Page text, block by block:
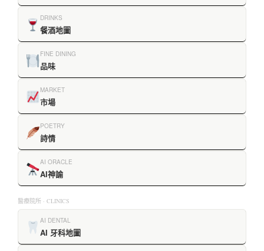
DRINKS
餐酒地圖
FINE DINING
品味
MARKET
市場
POETRY
詩情
AI ORACLE
AI神諭
醫療院所 · CLINICS
AI DENTAL
AI 牙科地圖